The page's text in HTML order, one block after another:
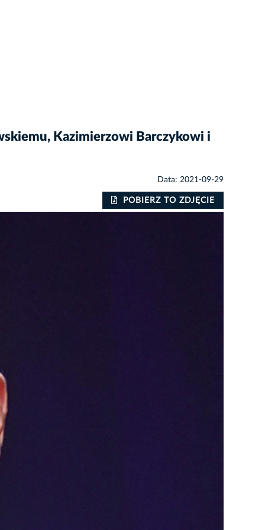
Kazimierzowi Barczykowi i
Data: 2021-09-29
POBIERZ TO ZDJĘCIE